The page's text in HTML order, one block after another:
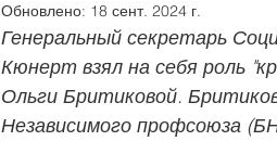
Обновлено: 18 сент. 2024 г.
Генеральный секретарь
Кюнерт взял на себя роль
Ольги Бритиковой.
Независимого профсоюза